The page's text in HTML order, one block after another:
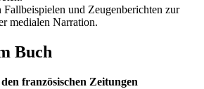
und Zeugenberichten zur
medialen Narration.
Buch
französischen Zeitungen